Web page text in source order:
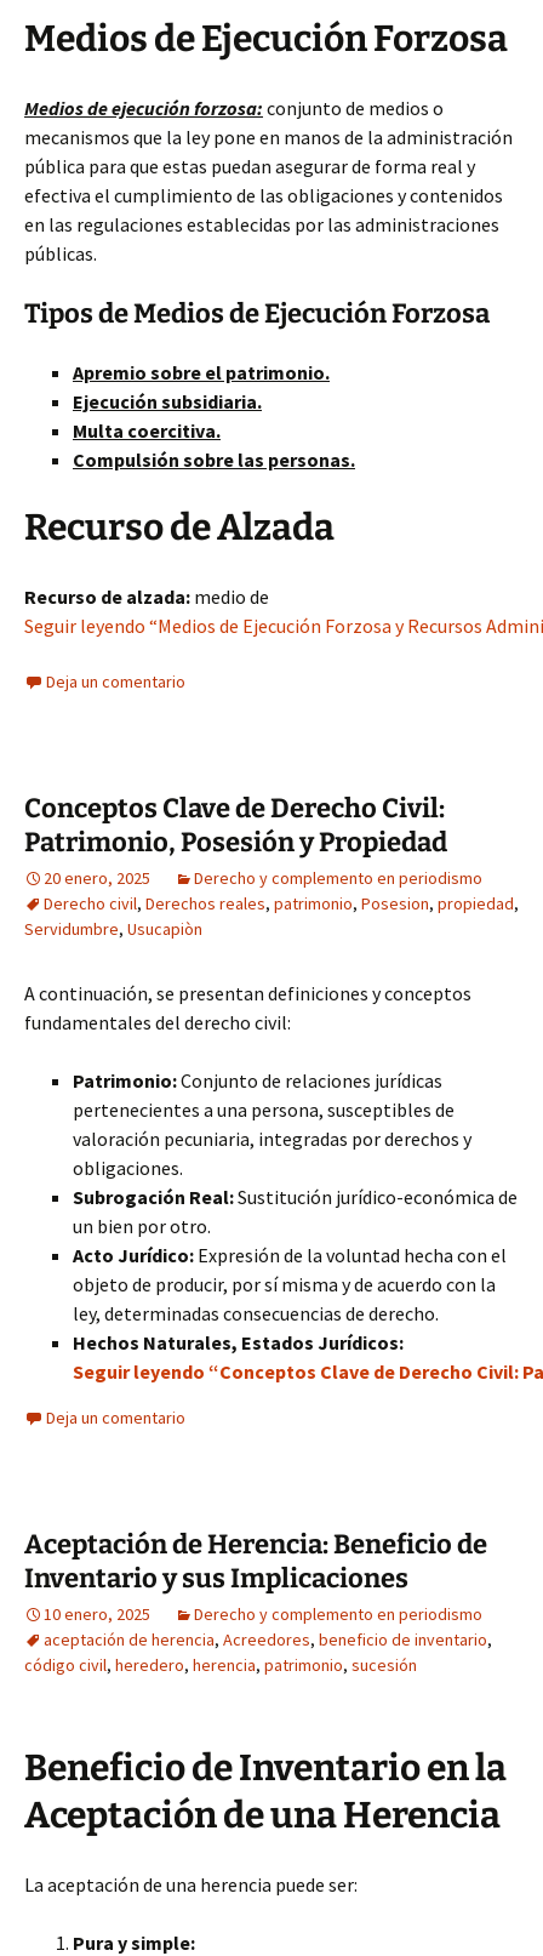
Medios de Ejecución Forzosa
Medios de ejecución forzosa: conjunto de medios o
mecanismos que la ley pone en manos de la administración
pública para que estas puedan asegurar de forma real y
efectiva el cumplimiento de las obligaciones y contenidos
en las regulaciones establecidas por las administraciones
públicas.
Tipos de Medios de Ejecución Forzosa
Apremio sobre el patrimonio.
Ejecución subsidiaria.
Multa coercitiva.
Compulsión sobre las personas.
Recurso de Alzada
Recurso de alzada: medio de
Seguir leyendo “Medios de Ejecución Forzosa y Recursos
Deja un comentario
Conceptos Clave de Derecho Civil:
Patrimonio, Posesión y Propiedad
20 enero, 2025
Derecho y complemento en periodismo
Derecho civil, Derechos reales, patrimonio, Posesion, propiedad,
Servidumbre, Usucapiòn
A continuación, se presentan definiciones y conceptos
fundamentales del derecho civil:
Patrimonio:Conjunto de relaciones jurídicas
pertenecientes a una persona, susceptibles de
valoración pecuniaria, integradas por derechos y
obligaciones.
Subrogación Real:Sustitución jurídico-económica de
un bien por otro.
Acto Jurídico: Expresión de la voluntad hecha con el
objeto de producir, por sí misma y de acuerdo con la
ley, determinadas consecuencias de derecho.
Hechos Naturales, Estados Jurídicos:
Seguir leyendo “Conceptos Clave de Derecho Civil:
Deja un comentario
Aceptación de Herencia: Beneficio de
Inventario y sus Implicaciones
10 enero, 2025
Derecho y complemento en periodismo
aceptación de herencia, Acreedores, beneficio de inventario,
código civil, heredero, herencia, patrimonio, sucesión
Beneficio de Inventario en la
Aceptación de una Herencia
La aceptación de una herencia puede ser:
Pura y simple: